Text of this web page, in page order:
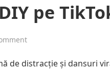
pe
de distracție și dansuri